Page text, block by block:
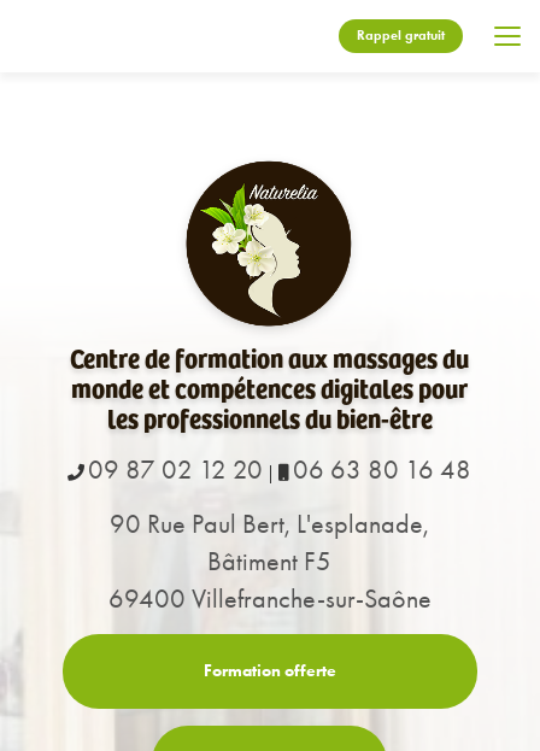
Rappel gratuit
Centre de formation aux massages du
monde et compétences digitales pour
les professionnels du bien-être
09 87 02 12 20
06 63 80 16 48
90 Rue Paul Bert, L'esplanade,
Bâtiment F5
69400 Villefranche-sur-Saône
Formation offerte